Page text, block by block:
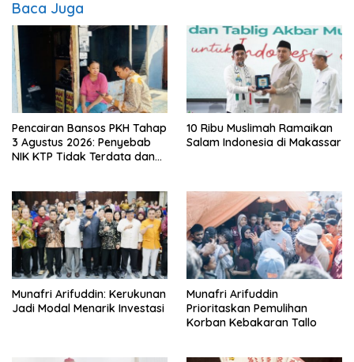
Baca Juga
Pencairan Bansos PKH Tahap
3 Agustus 2026: Penyebab
NIK KTP Tidak Terdata dan
10 Ribu Muslimah Ramaikan
Salam Indonesia di Makassar
Munafri Arifuddin: Kerukunan
Jadi Modal Menarik Investasi
Munafri Arifuddin
Prioritaskan Pemulihan
Korban Kebakaran Tallo